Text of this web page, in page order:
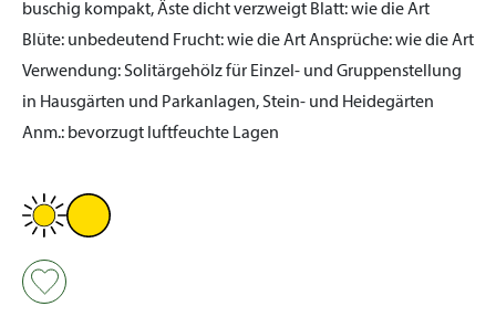
buschig kompakt, Äste dicht verzweigt Blatt:wie die Art
Blüte: unbedeutend Frucht:wie die ArtAnsprüche:wie die Art
Verwendung:Solitärgehölz für Einzel- und Gruppenstellung
in Hausgärten und Parkanlagen, Stein- und Heidegärten
Anm.: bevorzugt luftfeuchte Lagen